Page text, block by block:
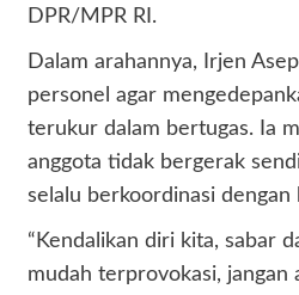
DPR/MPR RI.
Dalam arahannya, Irjen
personel agar
terukur dalam bertugas. Ia
anggota tidak bergerak
selalu berkoordinasi dengan
“Kendalikan diri kita, sabar
mudah terprovokasi, jangan